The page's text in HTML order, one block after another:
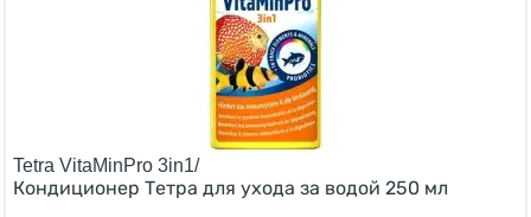
Tetra VitaMinPro 3in1/
Кондиционер Тетра для ухода за водой 250 мл